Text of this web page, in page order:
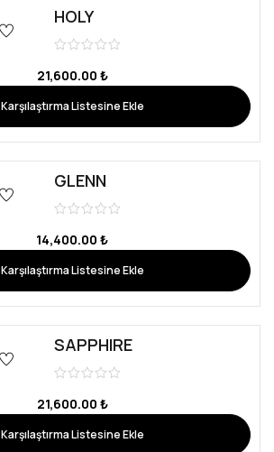
HOLY
21,600.00 ₺
Karşılaştırma Listesine Ekle
GLENN
14,400.00 ₺
Karşılaştırma Listesine Ekle
SAPPHIRE
21,600.00 ₺
Karşılaştırma Listesine Ekle